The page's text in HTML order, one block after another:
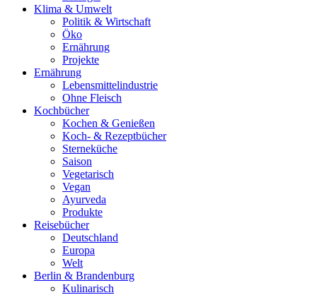
Klima & Umwelt
Politik & Wirtschaft
Öko
Ernährung
Projekte
Ernährung
Lebensmittelindustrie
Ohne Fleisch
Kochbücher
Kochen & Genießen
Koch- & Rezeptbücher
Sterneküche
Saison
Vegetarisch
Vegan
Ayurveda
Produkte
Reisebücher
Deutschland
Europa
Welt
Berlin & Brandenburg
Kulinarisch